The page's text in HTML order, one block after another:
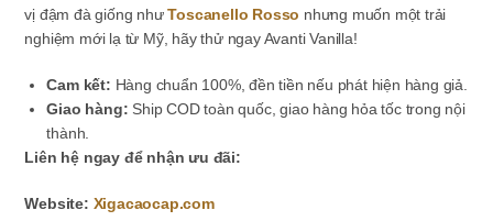
vị đậm đà giống nhưToscanello Rosso nhưng muốn một trải
nghiệm mới lạ từ Mỹ, hãy thử ngay Avanti Vanilla!
Cam kết: Hàng chuẩn 100%, đền tiền nếu phát hiện hàng giả.
Giao hàng: Ship COD toàn quốc, giao hàng hỏa tốc trong nội
thành.
Liên hệ ngay để nhận ưu đãi:
Website: Xigacaocap.com